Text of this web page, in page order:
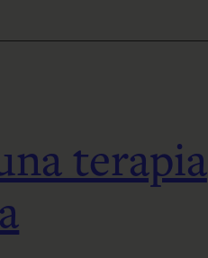
terapia